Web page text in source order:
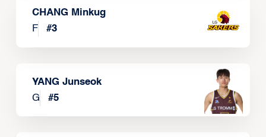
CHANG Minkug
F
#3
YANG Junseok
G
#5